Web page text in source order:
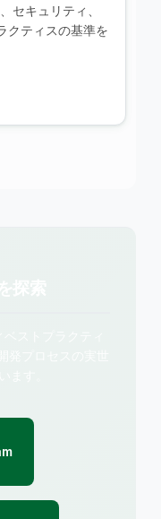
セキュリティ、
クティスの基準を